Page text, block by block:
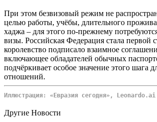
При этом безвизовый режим не
целью работы, учёбы, длительного
хаджа – для этого по‑прежнему
визы. Российская Федерация стала первой
королевство подписало взаимное
включающее обладателей обычных
подчёркивает особое значение этого шага
отношений.
Иллюстрация: «Евразия сегодня», Leonardo.ai
Другие Новости